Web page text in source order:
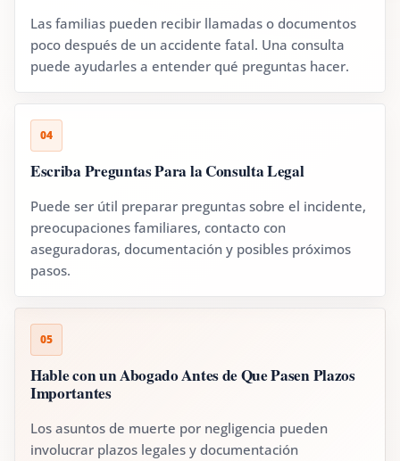
Las familias pueden recibir llamadas o documentos
poco después de un accidente fatal. Una consulta
puede ayudarles a entender qué preguntas hacer.
04
Escriba Preguntas Para la Consulta Legal
Puede ser útil preparar preguntas sobre el incidente,
preocupaciones familiares, contacto con
aseguradoras, documentación y posibles próximos
pasos.
05
Hable con un Abogado Antes de Que Pasen Plazos
Importantes
Los asuntos de muerte por negligencia pueden
involucrar plazos legales y documentación